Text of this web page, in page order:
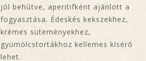
jól behűtve, aperitifként ajánlott a
fogyasztása. Édeskés kekszekhez,
krémes süteményekhez,
gyümölcstortákhoz kellemes kísérő
lehet.